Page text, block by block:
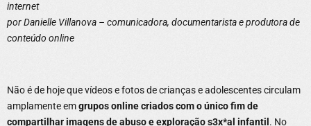
internet
por Danielle Villanova – comunicadora, documentarista e produtora de
conteúdo online
Não é de hoje que vídeos e fotos de crianças e adolescentes circulam
amplamente emgrupos online criados com o único fim de
compartilhar imagens de abuso e exploração s3x*al infantil . No